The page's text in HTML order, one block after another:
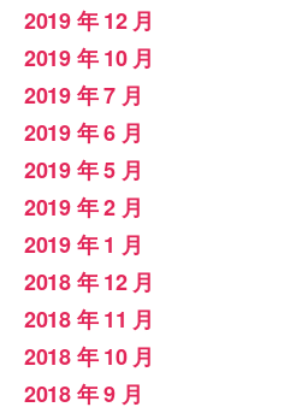
2019 年 12 月
2019 年 10 月
2019 年 7 月
2019 年 6 月
2019 年 5 月
2019 年 2 月
2019 年 1 月
2018 年 12 月
2018 年 11 月
2018 年 10 月
2018 年 9 月